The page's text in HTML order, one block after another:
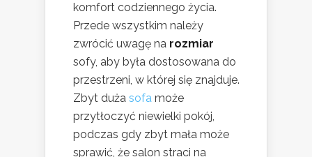
komfort codziennego życia.
Przede wszystkim należy
zwrócić uwagę na rozmiar
sofy, aby była dostosowana do
przestrzeni, w której się znajduje.
Zbyt duża sofa może
przytłoczyć niewielki pokój,
podczas gdy zbyt mała może
sprawić, że salon straci na